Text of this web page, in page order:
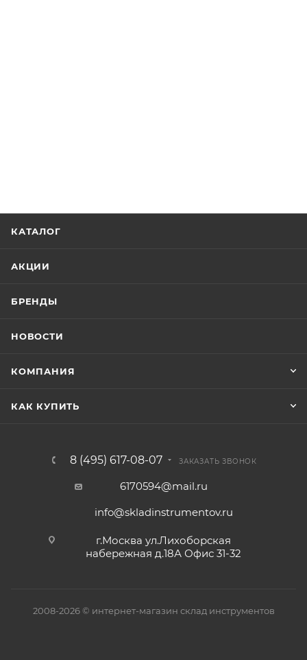
КАТАЛОГ
АКЦИИ
БРЕНДЫ
НОВОСТИ
КОМПАНИЯ
КАК КУПИТЬ
8 (495) 617-08-07 ЗАКАЗАТЬ ЗВОНОК
6170594@mail.ru
info@skladinstrumentov.ru
г.Москва ул.Лихоборская
набережная д.18А Офис 31-32
2008-2026 © интернет-магазин склад инструментов